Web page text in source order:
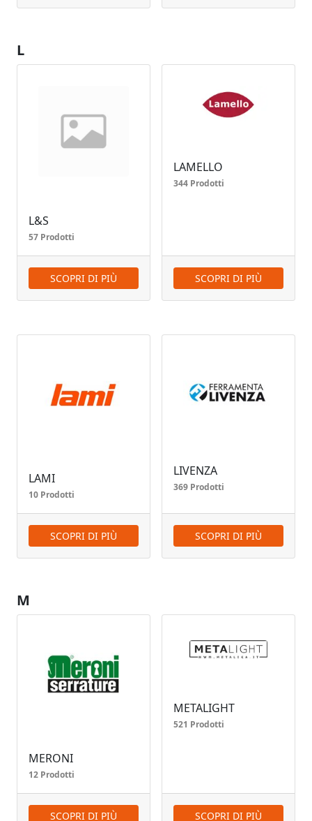
L
L&S
57 Prodotti
SCOPRI DI PIÙ
LAMELLO
344 Prodotti
SCOPRI DI PIÙ
LAMI
10 Prodotti
SCOPRI DI PIÙ
LIVENZA
369 Prodotti
SCOPRI DI PIÙ
M
MERONI
12 Prodotti
SCOPRI DI PIÙ
METALIGHT
521 Prodotti
SCOPRI DI PIÙ